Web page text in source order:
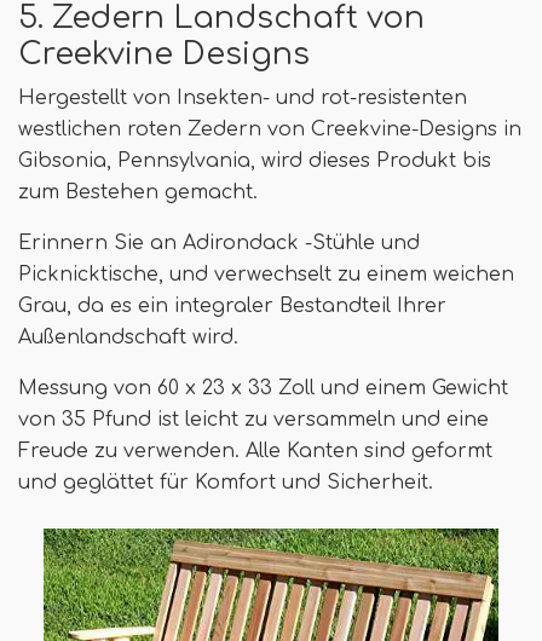
5. Zedern Landschaft von
Creekvine Designs
Hergestellt von Insekten- und rot-resistenten
westlichen roten Zedern von Creekvine-Designs in
Gibsonia, Pennsylvania, wird dieses Produkt bis
zum Bestehen gemacht.
Erinnern Sie an Adirondack -Stühle und
Picknicktische, und verwechselt zu einem weichen
Grau, da es ein integraler Bestandteil Ihrer
Außenlandschaft wird.
Messung von 60 x 23 x 33 Zoll und einem Gewicht
von 35 Pfund ist leicht zu versammeln und eine
Freude zu verwenden. Alle Kanten sind geformt
und geglättet für Komfort und Sicherheit.